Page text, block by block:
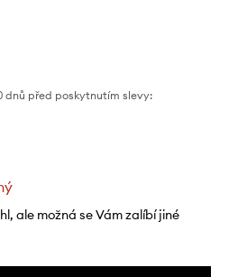
dnů před poskytnutím slevy:
ale možná se Vám zalíbí jiné